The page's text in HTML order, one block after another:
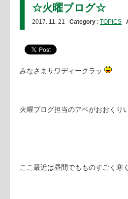
☆火曜ブログ☆
2017. 11. 21 Category : TOPICS
みなさまサワディークラッ
火曜ブログ担当のアベがおおくり
ここ最近は昼間でもものすごく寒